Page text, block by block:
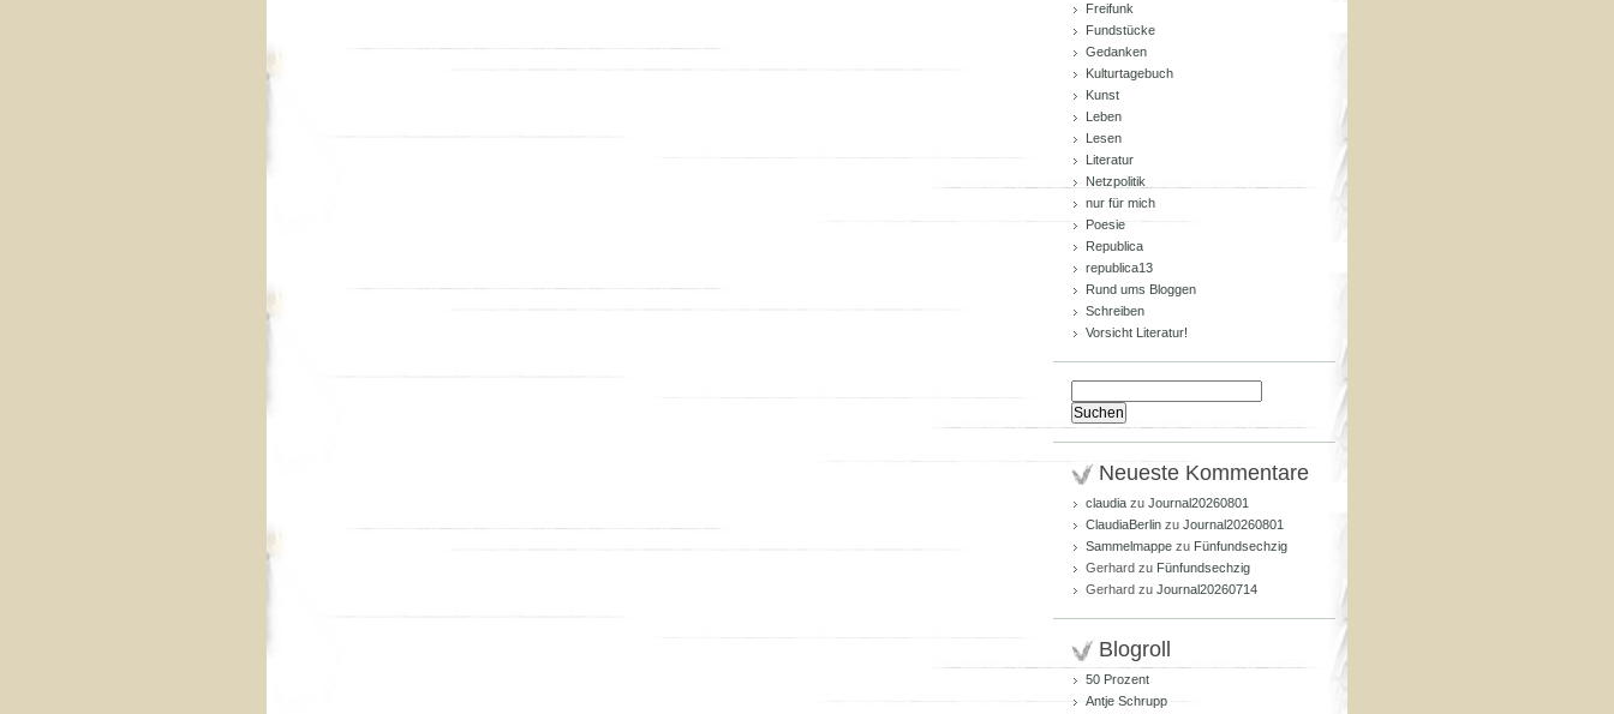
Freifunk
Fundstücke
Gedanken
Kulturtagebuch
Kunst
Leben
Lesen
Literatur
Netzpolitik
nur für mich
Poesie
Republica
republica13
Rund ums Bloggen
Schreiben
Vorsicht Literatur!
nach:
Neueste Kommentare
claudia zu Journal20260801
ClaudiaBerlin zu Journal20260801
Sammelmappe zu Fünfundsechzig
Gerhard zu Fünfundsechzig
Gerhard zu Journal20260714
Blogroll
50 Prozent
Antje Schrupp